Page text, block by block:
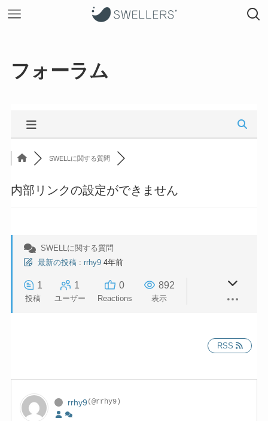
フォーラム
SWELLに関する質問
内部リンクの設定ができません
SWELLに関する質問
最新の投稿 : rrhy9 4年前
1
投稿
1
ユーザー
0
Reactions
892
表示
RSS
rrhy9 (@rrhy9)